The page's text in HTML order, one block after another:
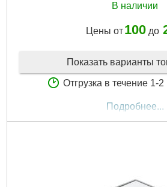
В наличии
Цены от 100до
Показать варианты
Отгрузка в течение 1-
Подробнее...